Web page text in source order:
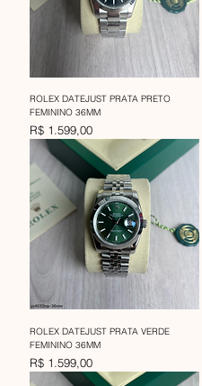
ROLEX DATEJUST PRATA PRETO
FEMININO 36MM
Preço
R$ 1.599,00
ROLEX DATEJUST PRATA VERDE
FEMININO 36MM
Preço
R$ 1.599,00